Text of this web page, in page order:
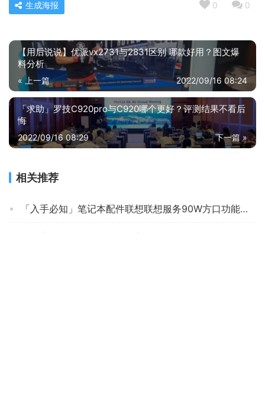
0 0
生成海报
【用后说说】优派vx2731与2831区别 哪款好用？图文爆
料分析
« 上一篇 2022/09/16 08:24
「求助」罗技C920pro与C920哪个更好？评测结果不看后
悔
下一篇 »
2022/09/16 08:29
相关推荐
「入手必知」笔记本配件联想联想服务90W方口功能评测结果，看看买家怎么样评价的